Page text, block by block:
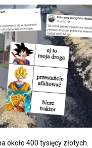
około 400 tysięcy złotych.